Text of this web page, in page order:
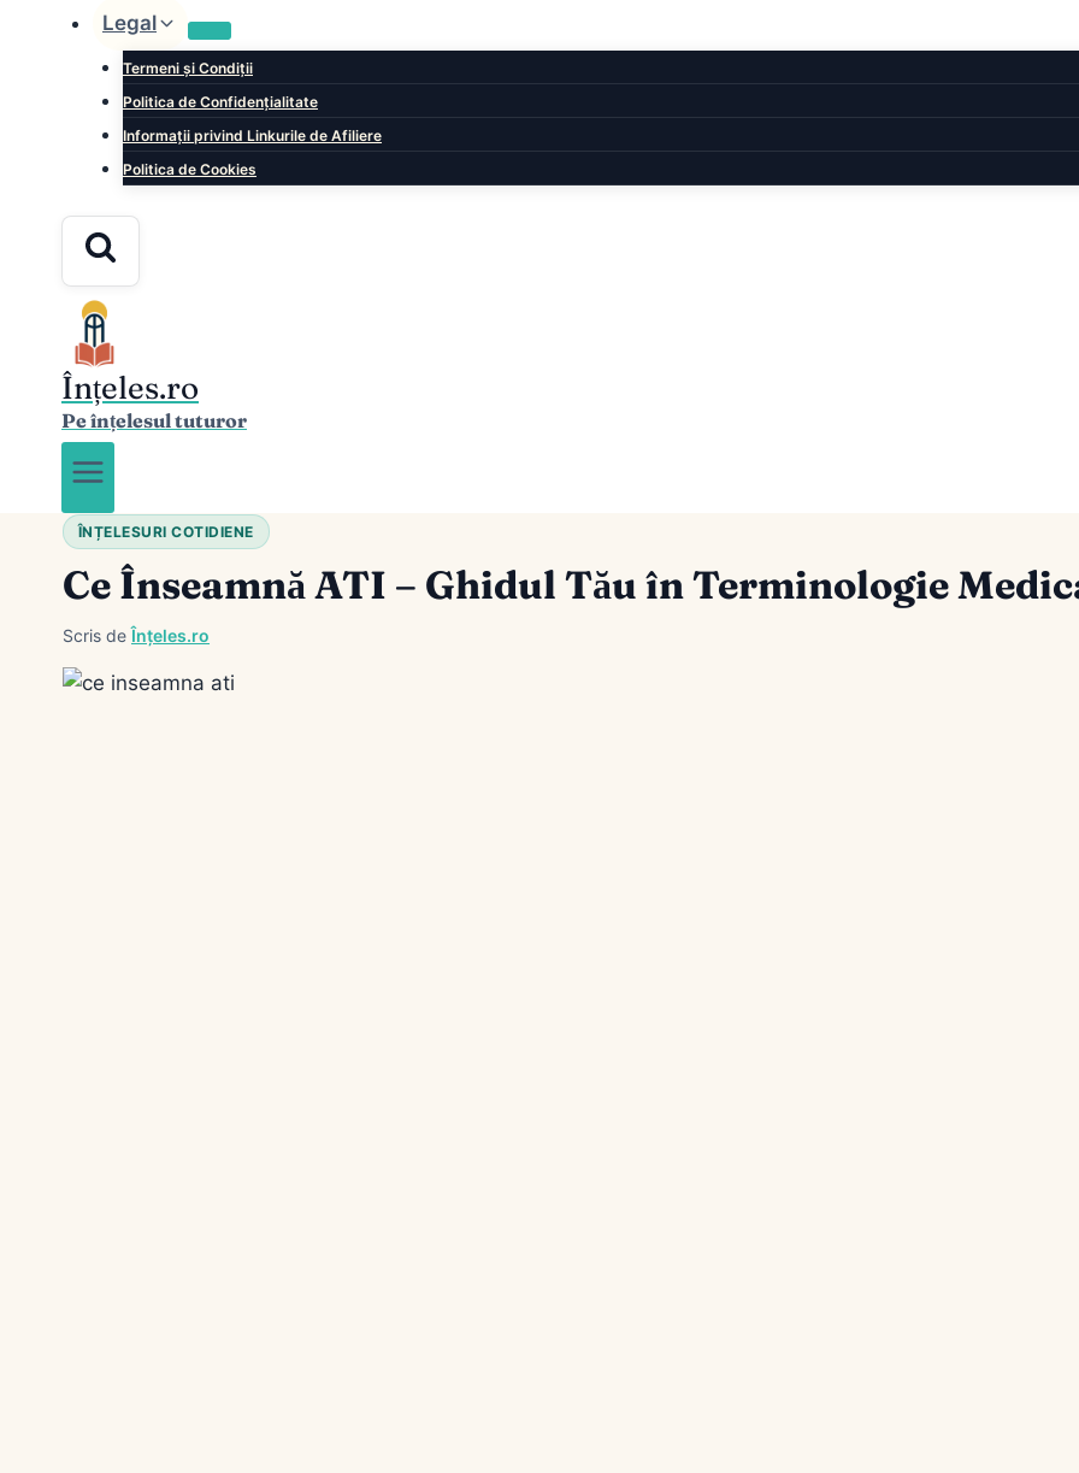
Legal
Termeni și Condiții
Politica de Confidențialitate
Informații privind Linkurile de Afiliere
Politica de Cookies
Înțeles.ro
Pe înțelesul tuturor
ÎNȚELESURI COTIDIENE
Ce Înseamnă ATI – Ghidul Tău în Terminologie
Scris de Înțeles.ro